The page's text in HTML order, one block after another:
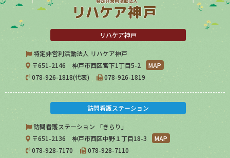
リハケア神戸
特定非営利活動法人 リハケア神戸
〒651-2146 神戸市西区宮下1丁目5-2
MAP
078-926-1818(代表)
078-926-1819
訪問看護ステーション
訪問看護ステーション 「きらり」
〒651-2136 神戸市西区中野１丁目18-3
MAP
078-928-7170
078-928-7110